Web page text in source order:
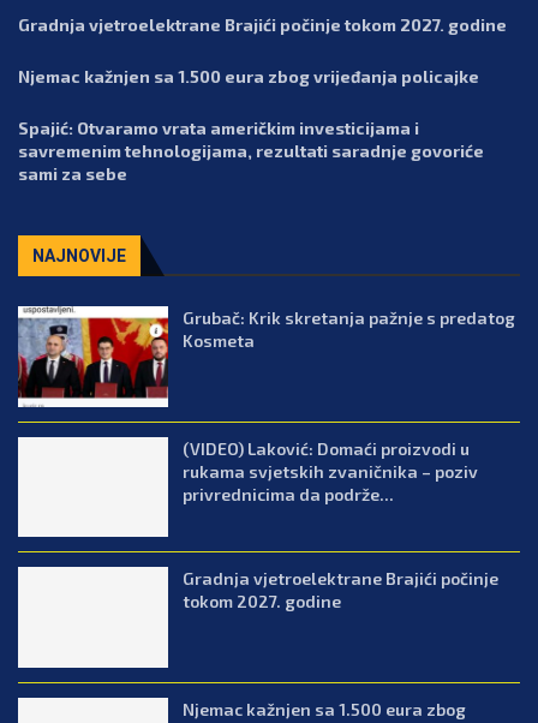
Gradnja vjetroelektrane Brajići počinje tokom 2027. godine
Njemac kažnjen sa 1.500 eura zbog vrijeđanja policajke
Spajić: Otvaramo vrata američkim investicijama i
savremenim tehnologijama, rezultati saradnje govoriće
sami za sebe
NAJNOVIJE
Grubač: Krik skretanja pažnje s predatog
Kosmeta
(VIDEO) Laković: Domaći proizvodi u
rukama svjetskih zvaničnika – poziv
privrednicima da podrže...
Gradnja vjetroelektrane Brajići počinje
tokom 2027. godine
Njemac kažnjen sa 1.500 eura zbog